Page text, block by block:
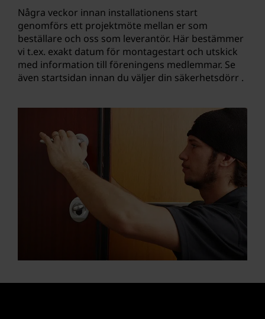
Några veckor innan installationens start
genomförs ett projektmöte mellan er som
beställare och oss som leverantör. Här bestämmer
vi t.ex. exakt datum för montagestart och utskick
med information till föreningens medlemmar. Se
även startsidan innan du väljer din säkerhetsdörr .